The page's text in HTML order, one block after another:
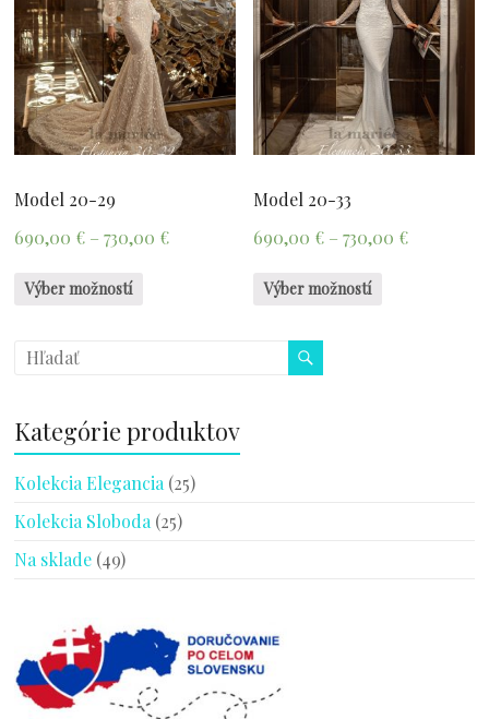
Model 20-29
690,00 € –730,00 €
Výber možností
Model 20-33
690,00 € –730,00 €
Výber možností
Kategórie produktov
Kolekcia Elegancia (25)
Kolekcia Sloboda (25)
Na sklade (49)